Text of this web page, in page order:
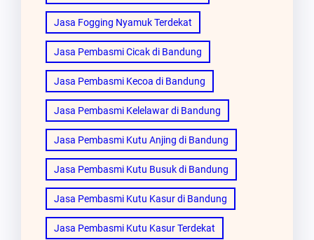
Jasa Fogging Nyamuk Terdekat
Jasa Pembasmi Cicak di Bandung
Jasa Pembasmi Kecoa di Bandung
Jasa Pembasmi Kelelawar di Bandung
Jasa Pembasmi Kutu Anjing di Bandung
Jasa Pembasmi Kutu Busuk di Bandung
Jasa Pembasmi Kutu Kasur di Bandung
Jasa Pembasmi Kutu Kasur Terdekat